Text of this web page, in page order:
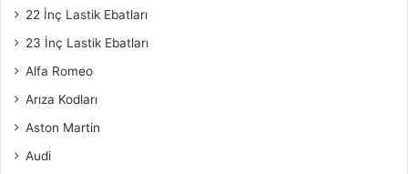
22 İnç Lastik Ebatları
23 İnç Lastik Ebatları
Alfa Romeo
Arıza Kodları
Aston Martin
Audi